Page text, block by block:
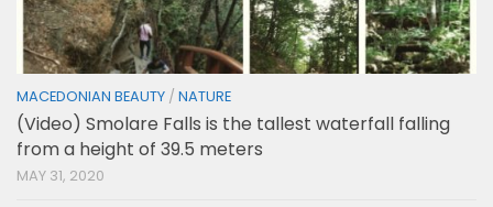
MACEDONIAN BEAUTY / NATURE
(Video) Smolare Falls is the tallest waterfall falling
from a height of 39.5 meters
MAY 31, 2020